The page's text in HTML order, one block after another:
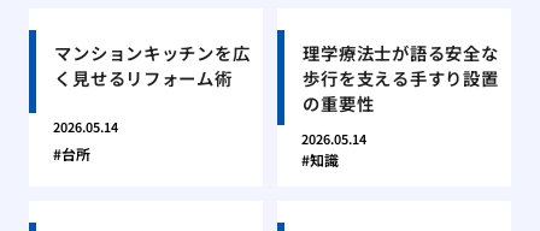
マンションキッチンを広
く見せるリフォーム術
2026.05.14
台所
理学療法士が語る安全な
歩行を支える手すり設置
の重要性
2026.05.14
知識